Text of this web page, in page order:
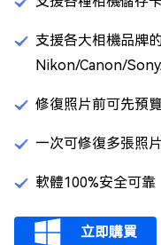
支援各大相機品牌
Nikon/Canon/
修復照片前可先預
一次可修復多張照片
軟體100%安全可靠
立即購買